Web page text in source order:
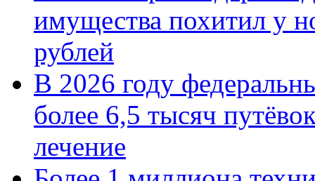
имущества похитил у
рублей
В 2026 году
более 6,5 тысяч
лечение